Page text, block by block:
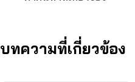
บทความที่เกี่ยวข้อง